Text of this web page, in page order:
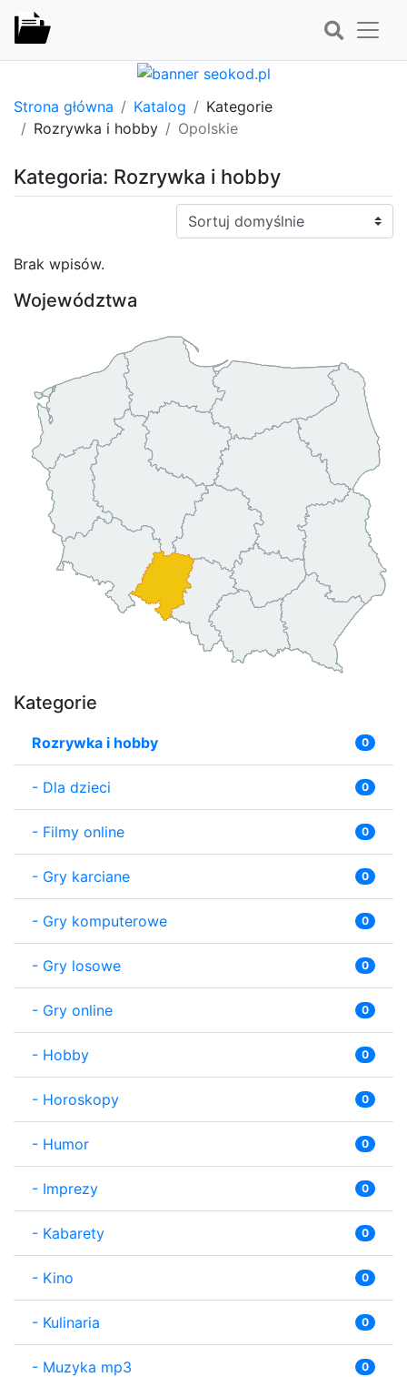
Strona główna Katalog
Kategorie
Rozrywka i hobby
Opolskie
Kategoria: Rozrywka i hobby
Sortuj:
Brak wpisów.
Województwa
Kategorie
Rozrywka i hobby 0
- Dla dzieci 0
- Filmy online 0
- Gry karciane 0
- Gry komputerowe 0
- Gry losowe 0
- Gry online 0
- Hobby 0
- Horoskopy 0
- Humor 0
- Imprezy 0
- Kabarety 0
- Kino 0
- Kulinaria 0
- Muzyka mp3 0